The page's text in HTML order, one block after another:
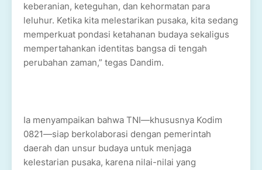
keberanian, keteguhan, dan kehormatan para
leluhur. Ketika kita melestarikan pusaka, kita sedang
memperkuat pondasi ketahanan budaya sekaligus
mempertahankan identitas bangsa di tengah
perubahan zaman,” tegas Dandim.
Ia menyampaikan bahwa TNI—khususnya Kodim
0821—siap berkolaborasi dengan pemerintah
daerah dan unsur budaya untuk menjaga
kelestarian pusaka, karena nilai-nilai yang